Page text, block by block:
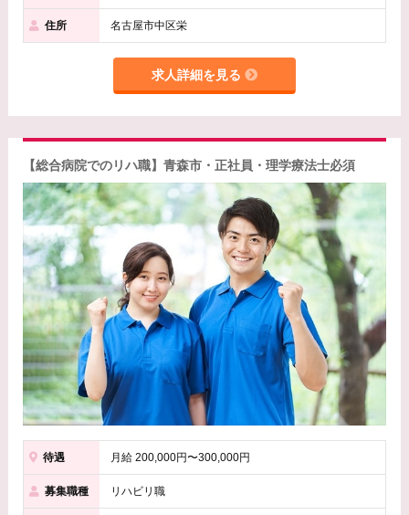
住所 名古屋市中区栄
求人詳細を見る
【総合病院でのリハ職】青森市・正社員・理学療法士必須
待遇 月給 200,000円〜300,000円
募集職種 リハビリ職